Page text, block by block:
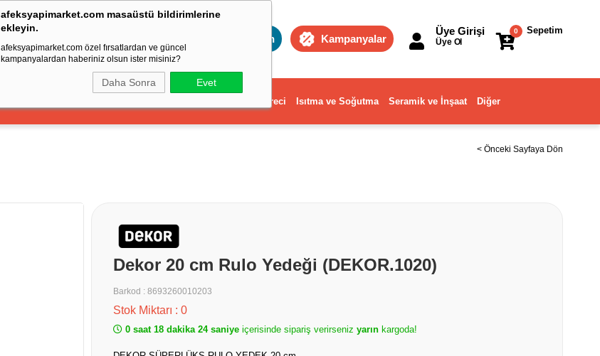
afeksyapimarket.com masaüstü bildirimlerine
ekleyin.
afeksyapimarket.com özel fırsatlardan ve güncel
kampanyalardan haberiniz olsun ister misiniz?
Daha Sonra Evet
Toptan Kampanyalar
Sepetim
0
Üye Girişi
Üye Ol
Dekorasyon ve Ev Gereci Isıtma ve Soğutma Seramik ve İnşaat Diğer
< Önceki Sayfaya Dön
Dekor 20 cm Rulo Yedeği (DEKOR.1020)
Barkod : 8693260010203
Stok Miktarı : 0
0 saat 18 dakika 23 saniye içerisinde sipariş verirseniz yarın kargoda!